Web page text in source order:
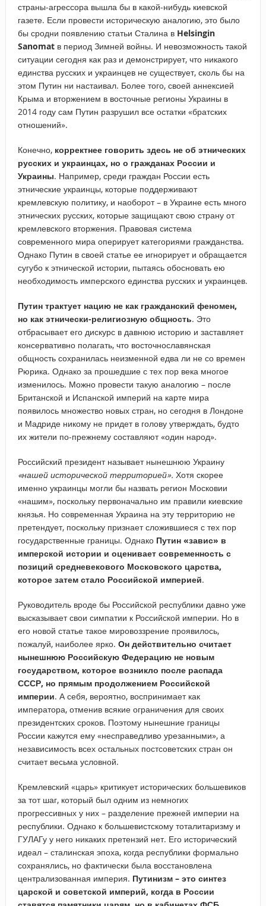
страны-агрессора вышла бы в какой-нибудь киевской
газете. Если провести историческую аналогию, это было
бы сродни появлению статьи Сталина в Helsingin
Sanomatв период Зимней войны. И невозможность такой
ситуации сегодня как раз и демонстрирует, что никакого
единства русских и украинцев не существует, сколь бы на
этом Путин ни настаивал. Более того, своей аннексией
Крыма и вторжением в восточные регионы Украины в
2014 году сам Путин разрушил все остатки «братских
отношений».
Конечно, корректнее говорить здесь не об этнических
русских и украинцах, но о гражданах России и
Украины. Например, среди граждан России есть
этнические украинцы, которые поддерживают
кремлевскую политику, и наоборот – в Украине есть много
этнических русских, которые защищают свою страну от
кремлевского вторжения. Правовая система
современного мира оперирует категориями гражданства.
Однако Путин в своей статье ее игнорирует и обращается
сугубо к этнической истории, пытаясь обосновать ею
необходимость имперского единства русских и украинцев.
Путин трактует нацию не как гражданский феномен,
но как этнически-религиозную общность. Это
отбрасывает его дискурс в давнюю историю и заставляет
консервативно полагать, что восточнославянская
общность сохранилась неизменной едва ли не со времен
Рюрика. Однако за прошедшие с тех пор века многое
изменилось. Можно провести такую аналогию – после
Британской и Испанской империй на карте мира
появилось множество новых стран, но сегодня в Лондоне
и Мадриде никому не придет в голову утверждать, будто
их жители по-прежнему составляют «один народ».
Российский президент называет нынешнюю Украину
«нашей исторической территорией». Хотя скорее
именно украинцы могли бы назвать регион Московии
«нашим», поскольку первоначально им правили киевские
князья. Но современная Украина на эту территорию не
претендует, поскольку признает сложившиеся с тех пор
государственные границы. Однако Путин «завис» в
имперской истории и оценивает современность с
позиций средневекового Московского царства,
которое затем стало Российской империей.
Руководитель вроде бы Российской республики давно уже
высказывает свои симпатии к Российской империи. Но в
его новой статье такое мировоззрение проявилось,
пожалуй, наиболее ярко. Он действительно считает
нынешнюю Российскую Федерацию не новым
государством, которое возникло после распада
СССР, но прямым продолжением Российской
империи. А себя, вероятно, воспринимает как
императора, отменив всякие ограничения для своих
президентских сроков. Поэтому нынешние границы
России кажутся ему «несправедливо урезанными», а
независимость всех остальных постсоветских стран он
считает весьма условной.
Кремлевский «царь» критикует исторических большевиков
за тот шаг, который был одним из немногих
прогрессивных у них – разделение прежней империи на
республики. Однако к большевистскому тоталитаризму и
ГУЛАГу у него никаких претензий нет. Его исторический
идеал – сталинская эпоха, когда республики формально
сохранялись, но фактически была восстановлена
централизованная империя. Путинизм – это синтез
царской и советской империй, когда в России